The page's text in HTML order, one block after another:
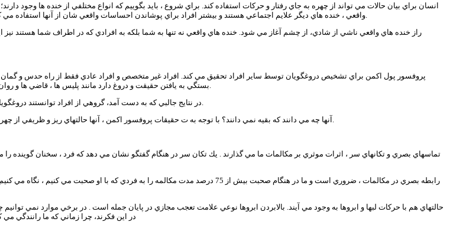
انسان براي بيان حالات مي تواند از چهره به جاي رفتار و حركات استفاده كند. براي شروع ، بايد بگوييم كه انواع مختلفي از خنده ها وجود
راز خنده هاي واقعي ناشي از شادي، از چشم آغاز مي شود. خنده هاي واقعي نه تنها به شما بلكه به افرادي كه در اطراف شما
پروفسور پول اكمن براي تشخيص دروغگويان توسط ساير افراد تحقيق مي كند. افراد غير متخصص و افراد عادي فقط از راه حدس و
تماسهاي بصري و تكانهاي سر ، اثرات موثري بر مكالمات ما مي گذارند . يك تكان سر در هنگام گفتگو نشان مي دهد كه فرد ، سخنان گوينده
رابطه بصري در مكالمات ، ضروري است و ما در هنگام صحبت بيش از 75 درصد مدت مكالمه را به
حالتهاي هم با حركات لبها و ابروها به وجود مي آيند. بالابردن ابروها نوعي علامت تعجب مجازي در پايان جمله است . در برخي موارد نمي
در اين فكرند، چرا زماني كه ما رانندگي